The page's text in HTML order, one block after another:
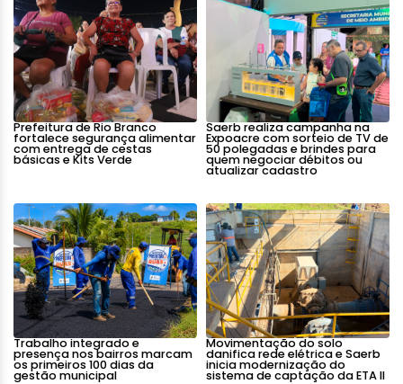
Prefeitura de Rio Branco
fortalece segurança alimentar
com entrega de cestas
básicas e Kits Verde
Saerb realiza campanha na
Expoacre com sorteio de TV de
50 polegadas e brindes para
quem negociar débitos ou
atualizar cadastro
Trabalho integrado e
presença nos bairros marcam
os primeiros 100 dias da
gestão municipal
Movimentação do solo
danifica rede elétrica e Saerb
inicia modernização do
sistema de captação da ETA II